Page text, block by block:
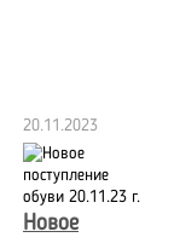
20.11.2023
Новое